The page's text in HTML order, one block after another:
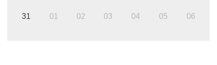
31 01 02 03 04 05 06